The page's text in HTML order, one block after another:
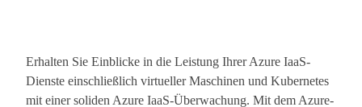
Erhalten Sie Einblicke in die Leistung Ihrer Azure IaaS-
Dienste einschließlich virtueller Maschinen und Kubernetes
mit einer soliden Azure IaaS-Überwachung. Mit dem Azure-